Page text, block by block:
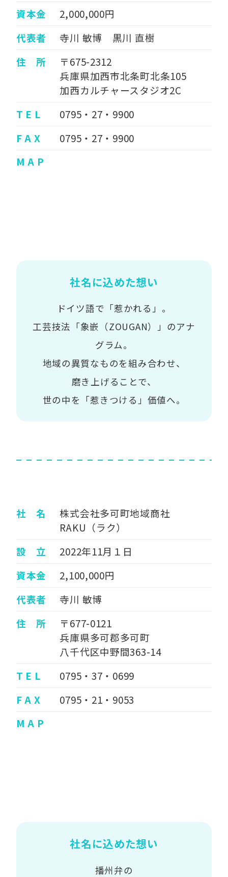
資本金
2,000,000円
代表者
寺川 敏博 黒川 直樹
住 所
〒675-2312
兵庫県加西市北条町北条105
加西カルチャースタジオ2C
T E L
0795・27・9900
F A X
0795・27・9900
M A P
社名に込めた想い
ドイツ語で「惹かれる」。
工芸技法「象嵌（ZOUGAN）」のアナ
グラム。
地域の異質なものを組み合わせ、
磨き上げることで、
世の中を「惹きつける」価値へ。
社 名
株式会社多可町地域商社
RAKU（ラク）
設 立
2022年11月１日
資本金
2,100,000円
代表者
寺川 敏博
住 所
〒677-0121
兵庫県多可郡多可町
八千代区中野間363-14
T E L
0795・37・0699
F A X
0795・21・9053
M A P
社名に込めた想い
播州弁の